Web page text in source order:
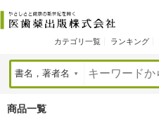
カテゴリ一覧 ランキング
商品一覧